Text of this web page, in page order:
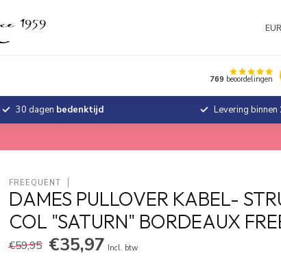
EUR
769 beoordelingen
30 dagen bedenktijd Levering binnen
FREEQUENT
DAMES PULLOVER KABEL-
COL "SATURN" BORDEAUX
€59,95 €35,97 Incl. btw